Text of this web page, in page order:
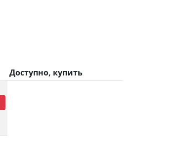
Доступно, купить